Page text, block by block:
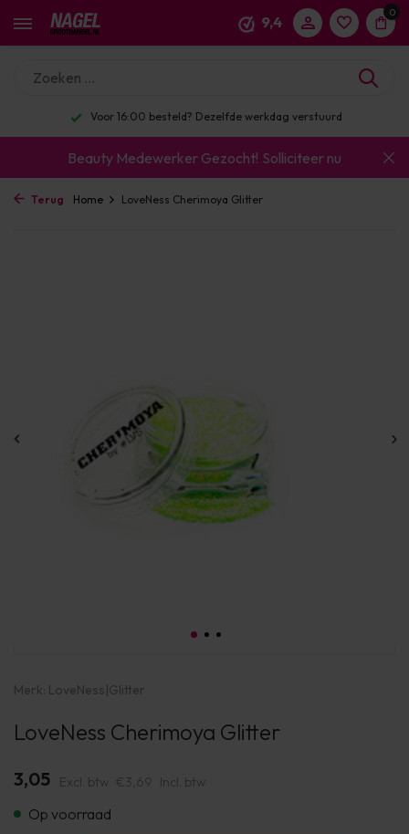
9,4
0
Voor 16:00 besteld? Dezelfde werkdag verstuurd
Beauty Medewerker Gezocht! Solliciteer nu
Terug Home LoveNess Cherimoya Glitter
Merk: LoveNess|Glitter
LoveNess Cherimoya Glitter
3,05 Excl. btw €3,69 Incl. btw
Op voorraad